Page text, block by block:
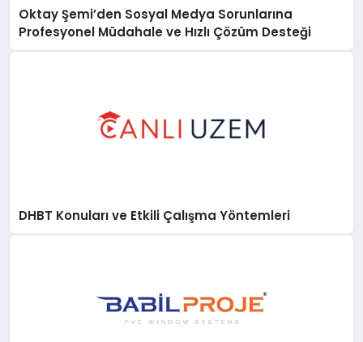
Oktay Şemi’den Sosyal Medya Sorunlarına
Profesyonel Müdahale ve Hızlı Çözüm Desteği
DHBT Konuları ve Etkili Çalışma Yöntemleri